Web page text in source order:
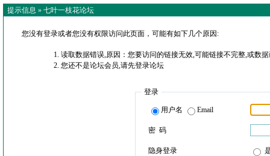
提示信息 » 七叶一枝花论坛
您没有登录或者您没有权限访问此页面，可能有如下几个原因:
读取数据错误,原因：您要访问的链接无效,可能链接不完整,或数
您还不是论坛会员,请先登录论坛
登录
用户名 Email
密 码
隐身登录